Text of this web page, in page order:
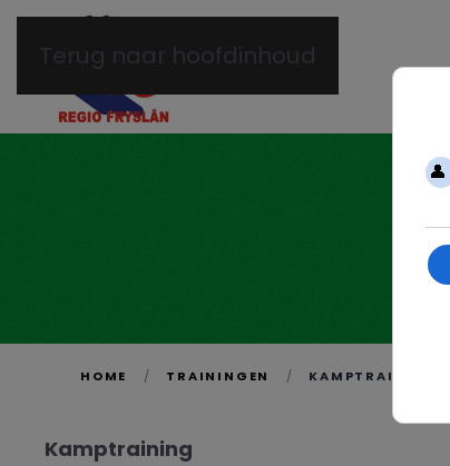
Terug naar hoofdinhoud
HOME TRAININGEN KAMPTRAINING
Kamptraining